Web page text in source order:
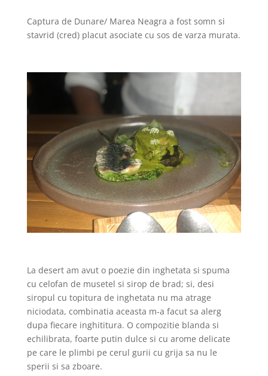
Captura de Dunare/ Marea Neagra a fost somn si
stavrid (cred) placut asociate cu sos de varza murata.
La desertam avut o poezie din inghetata si spuma
cu celofan de musetel si sirop de brad; si, desi
siropul cu topitura de inghetata nu ma atrage
niciodata, combinatia aceasta m-a facut sa alerg
dupa fiecare inghititura. O compozitie blanda si
echilibrata, foarte putin dulce si cu arome delicate
pe care le plimbi pe cerul gurii cu grija sa nu le
sperii si sa zboare.